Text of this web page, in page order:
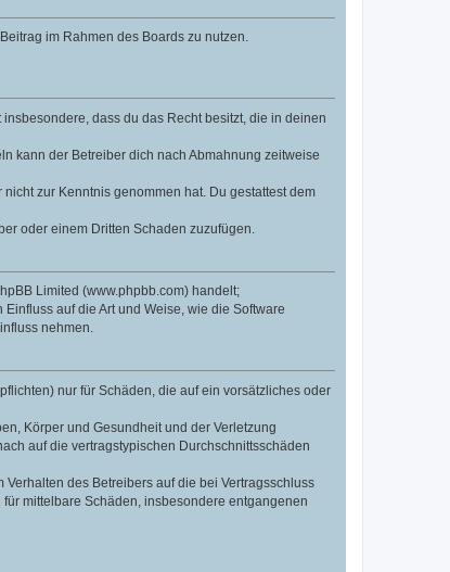
im Rahmen des Boards zu nutzen.
dass du das Recht besitzt, die in deinen
kann der Betreiber dich nach Abmahnung zeitweise
zur Kenntnis genommen hat. Du gestattest dem
oder einem Dritten Schaden zuzufügen.
Limited (www.phpbb.com) handelt;
auf die Art und Weise, wie die Software
nehmen.
nur für Schäden, die auf ein vorsätzliches oder
Körper und Gesundheit und der Verletzung
auf die vertragstypischen Durchschnittsschäden
des Betreibers auf die bei Vertragsschluss
mittelbare Schäden, insbesondere entgangenen